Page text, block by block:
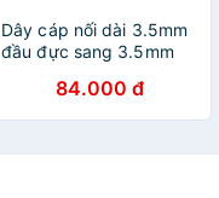
Dây cáp nối dài 3.5mm
đầu đực sang 3.5mm
1.5m UGREEN AV118
10593 - Hàng Chính
84.000 đ